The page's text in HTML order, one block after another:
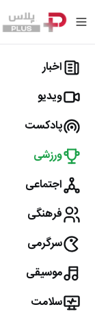
اخبار
ویدیو
پادکست
ورزشی
اجتماعی
فرهنگی
سرگرمی
موسیقی
سلامت